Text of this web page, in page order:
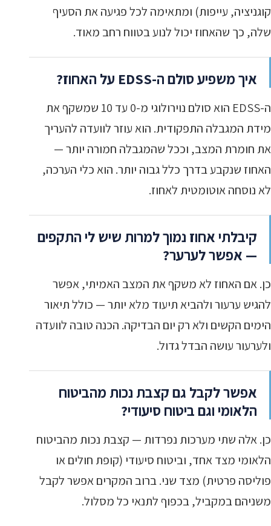
קוגניציה, עייפות) ומתאימה לכל פגיעה את הסעיף
שלה, כך שהאחוז יכול לנוע בטווח רחב מאוד.
איך משפיע סולם ה-EDSS על האחוז?
ה-EDSS הוא סולם נוירולוגי מ-0 עד 10 שמשקף את
מידת המגבלה התפקודית. הוא עוזר לוועדה להעריך
את חומרת המצב, וככל שהמגבלה חמורה יותר —
האחוז שנקבע בדרך כלל גבוה יותר. הוא כלי הערכה,
לא נוסחה אוטומטית לאחוז.
קיבלתי אחוז נמוך למרות שיש לי התקפים
— אפשר לערער?
כן. אם האחוז לא משקף את המצב האמיתי, אפשר
להגיש ערעור ולהביא תיעוד מלא יותר — כולל תיאור
הימים הקשים ולא רק יום הבדיקה. הכנה טובה לוועדה
ולערעור עושה הבדל גדול.
אפשר לקבל גם קצבת נכות מהביטוח
הלאומי וגם ביטוח סיעודי?
כן. אלה שתי מערכות נפרדות — קצבת נכות מהביטוח
הלאומי מצד אחד, וביטוח סיעודי (קופת חולים או
פוליסה פרטית) מצד שני. ברוב המקרים אפשר לקבל
משניהם במקביל, בכפוף לתנאי כל מסלול.